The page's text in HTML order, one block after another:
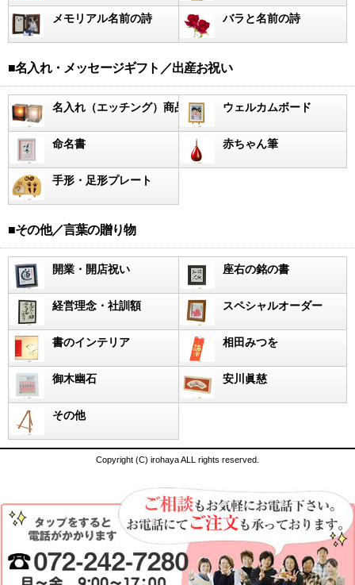
メモリアル名前の詩 バラと名前の詩
■名入れ・メッセージギフト／出産お祝い
名入れ（エッチング）商品 ウェルカムボード
命名書 赤ちゃん筆
手形・足形プレート
■その他／言葉の贈り物
開業・開店祝い 座右の銘の書
経営理念・社訓額 スペシャルオーダー
書のインテリア 相田みつを
御木幽石 安川眞慈
その他
Copyright (C) irohaya ALL rights reserved.